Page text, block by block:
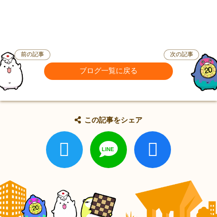
前の記事
ブログ一覧に戻る
次の記事
この記事をシェア